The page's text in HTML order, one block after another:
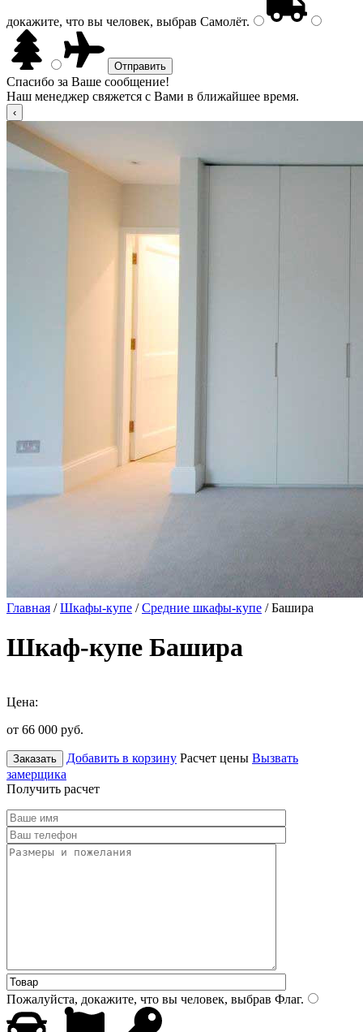
докажите, что вы человек, выбрав Самолёт.
Спасибо за Ваше сообщение!
Наш менеджер свяжется с Вами в ближайшее время.
Главная /Шкафы-купе /Средние шкафы-купе / Башира
Шкаф-купе Башира
Цена:
от 66 000 руб.
Заказать Добавить в корзину Расчет цены Вызвать
замерщика
Получить расчет
Пожалуйста, докажите, что вы человек, выбрав Флаг.